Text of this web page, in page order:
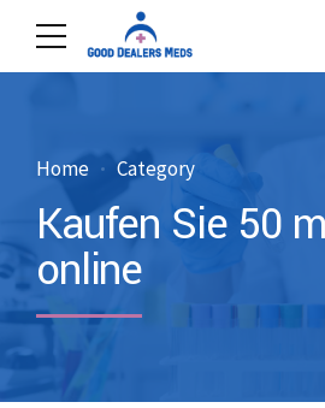
Home Category
Kaufen Sie 50
online